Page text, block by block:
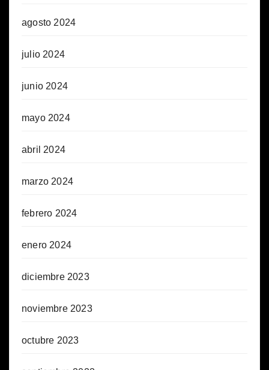
agosto 2024
julio 2024
junio 2024
mayo 2024
abril 2024
marzo 2024
febrero 2024
enero 2024
diciembre 2023
noviembre 2023
octubre 2023